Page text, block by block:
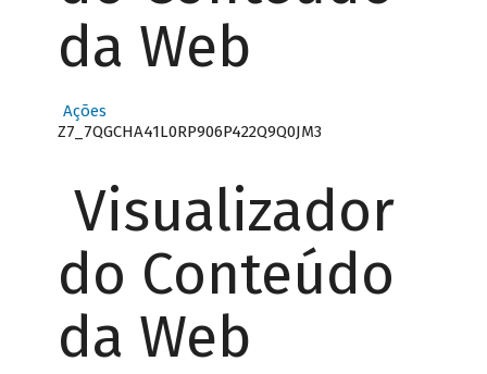
da Web
Ações
Z7_7QGCHA41L0RP906P422Q9Q0JM3
Visualizador
do Conteúdo
da Web